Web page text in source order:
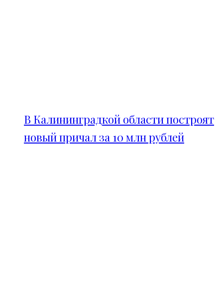
В Калининградкой области построят
новый причал за 10 млн рублей